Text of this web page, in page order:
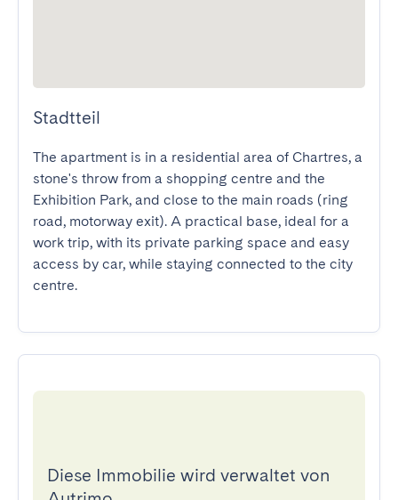
Stadtteil
The apartment is in a residential area of Chartres, a
stone's throw from a shopping centre and the
Exhibition Park, and close to the main roads (ring
road, motorway exit). A practical base, ideal for a
work trip, with its private parking space and easy
access by car, while staying connected to the city
centre.
Diese Immobilie wird verwaltet von